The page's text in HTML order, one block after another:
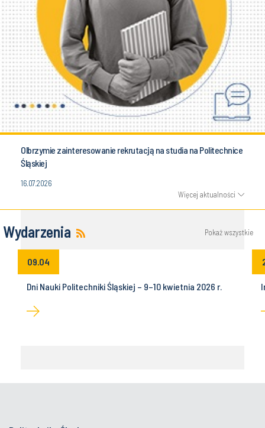
Olbrzymie zainteresowanie rekrutacją na studia na Politechnice
Śląskiej
16.07.2026
Więcej aktualności
Wydarzenia Pokaż wszystkie
09.04
Dni Nauki Politechniki Śląskiej – 9–10 kwietnia 2026 r.